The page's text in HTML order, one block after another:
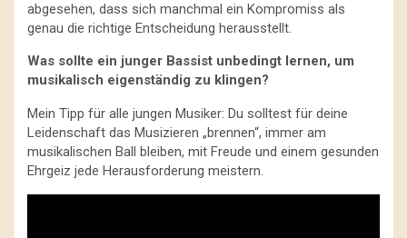
abgesehen, dass sich manchmal ein Kompromiss als
genau die richtige Entscheidung herausstellt.
Was sollte ein junger Bassist unbedingt lernen, um
musikalisch eigenständig zu klingen?
Mein Tipp für alle jungen Musiker: Du solltest für deine
Leidenschaft das Musizieren „brennen“, immer am
musikalischen Ball bleiben, mit Freude und einem gesunden
Ehrgeiz jede Herausforderung meistern.